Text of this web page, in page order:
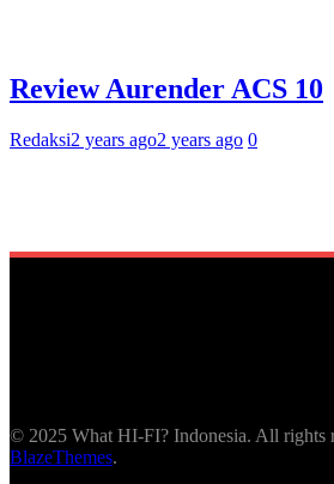
Review Aurender ACS 10
Redaksi2 years ago2 years ago 0
© 2025 What HI-FI? Indonesia. All rights
BlazeThemes.